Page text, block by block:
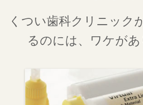
くつい歯科クリニック
るのには、ワケがあ